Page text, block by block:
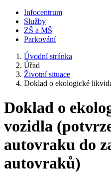
Infocentrum
Služby
ZŠ a MŠ
Parkování
Úvodní stránka
Úřad
Životní situace
Doklad o ekologické
Doklad o
vozidla
autovraku do
autovraků)